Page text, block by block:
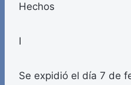
Hechos
I
Se expidió el día 7 de